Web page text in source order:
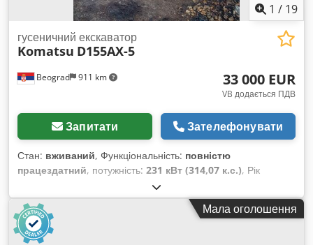
1 / 19
Beograd 911 km
гусеничний екскаватор
Komatsu D155AX-5
33 000 EUR
VB додається ПДВ
Запитати Зателефонувати
Стан: вживаний, Функціональність: повністю
працездатний, потужність: 231 кВт (314,07 к.с.), Рік
, номер машини/транспортного засобу:
KMTODO61E02076058, повністю функціональний Djdpoylyp
Ujfx Aqvjkr
Мала оголошення